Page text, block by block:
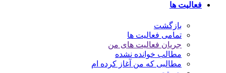
فعالیت ها
بازگشت
تمامی فعالیت ها
جریان فعالیت های من
مطالب خوانده نشده
مطالبی که من آغاز کرده ام